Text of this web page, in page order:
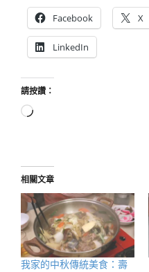
Facebook X
LinkedIn
請按讚：
正
入...
相關文章
我家的中秋傳統美食：壽